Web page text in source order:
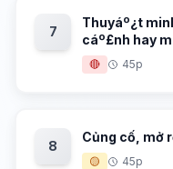
7
Thuyáº¿t
cáº£nh hay
🔴 45p
8
Củng cố, mở
🟡 45p